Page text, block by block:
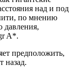
над и под
по мнению
давления,
A*.
предположить,
назад.